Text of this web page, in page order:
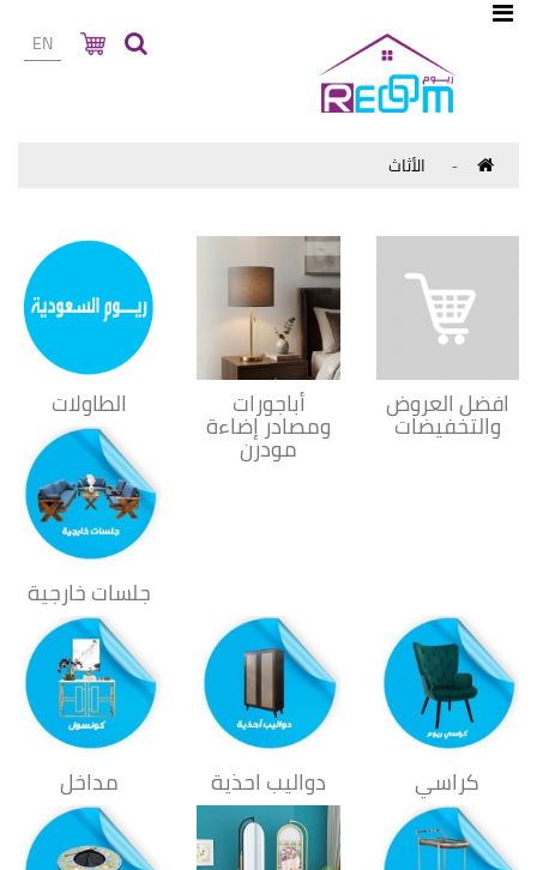
EN
الأثاث
افضل العروض
والتخفيضات
أباجورات
ومصادر إضاءة
مودرن
الطاولات
جلسات خارجية
كراسي دواليب احذية مداخل